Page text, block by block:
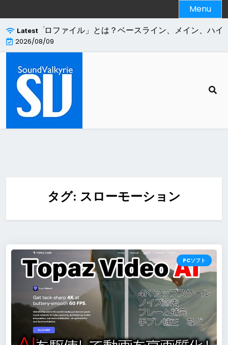
to
content
Menu
Latest
の「プロファイル」とは？ベースライン、メイン、ハイ
2026/08/09
タグ: スローモーション
PCソフト